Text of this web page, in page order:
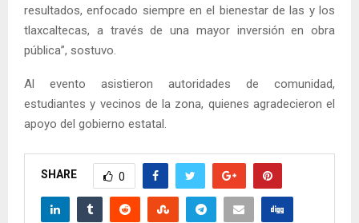
resultados, enfocado siempre en el bienestar de las y los
tlaxcaltecas, a través de una mayor inversión en obra
pública”, sostuvo.
Al evento asistieron autoridades de comunidad,
estudiantes y vecinos de la zona, quienes agradecieron el
apoyo del gobierno estatal.
SHARE 0